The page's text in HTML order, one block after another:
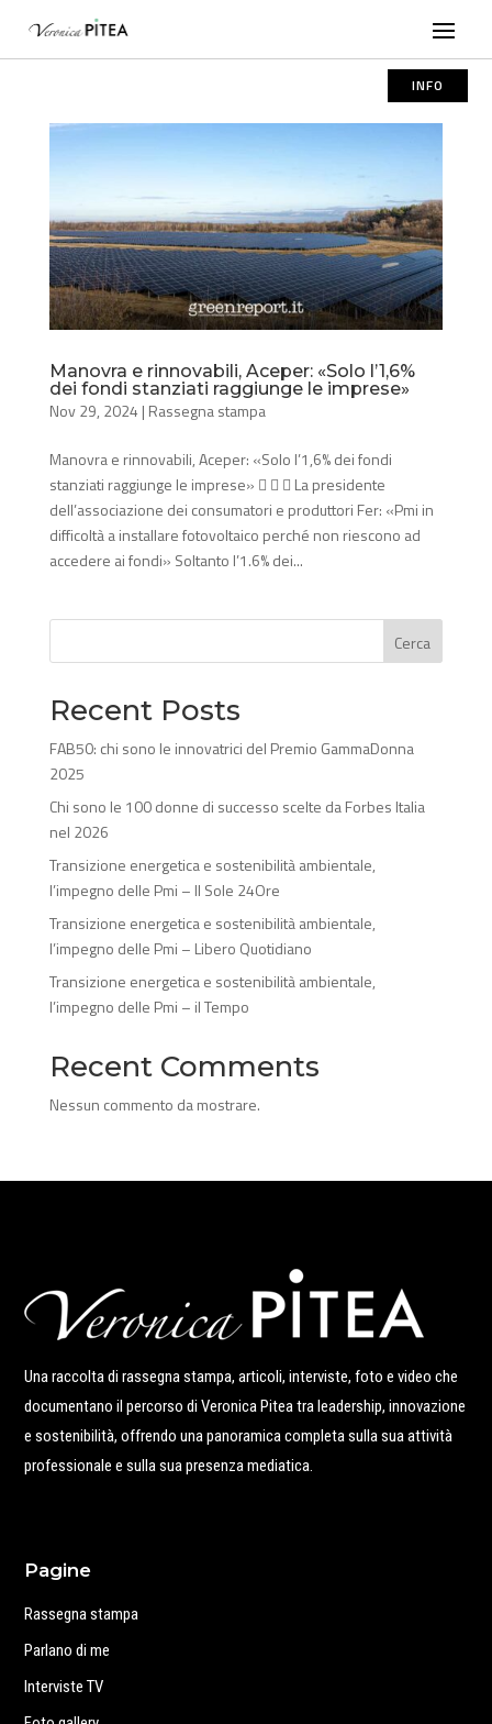
INFO
Manovra e rinnovabili, Aceper: «Solo l’1,6%
dei fondi stanziati raggiunge le imprese»
Nov 29, 2024 | Rassegna stampa
Manovra e rinnovabili, Aceper: «Solo l’1,6% dei fondi
stanziati raggiunge le imprese»    La presidente
dell’associazione dei consumatori e produttori Fer: «Pmi in
difficoltà a installare fotovoltaico perché non riescono ad
accedere ai fondi» Soltanto l’1.6% dei...
Cerca
Recent Posts
FAB50: chi sono le innovatrici del Premio GammaDonna
2025
Chi sono le 100 donne di successo scelte da Forbes Italia
nel 2026
Transizione energetica e sostenibilità ambientale,
l’impegno delle Pmi – Il Sole 24Ore
Transizione energetica e sostenibilità ambientale,
l’impegno delle Pmi – Libero Quotidiano
Transizione energetica e sostenibilità ambientale,
l’impegno delle Pmi – il Tempo
Recent Comments
Nessun commento da mostrare.
Una raccolta di rassegna stampa, articoli, interviste, foto e video che
documentano il percorso di Veronica Pitea tra leadership, innovazione
e sostenibilità, offrendo una panoramica completa sulla sua attività
professionale e sulla sua presenza mediatica.
Pagine
Rassegna stampa
Parlano di me
Interviste TV